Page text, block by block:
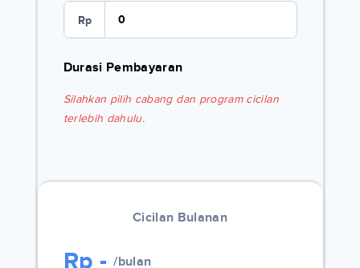
Rp
Durasi Pembayaran
Silahkan pilih cabang dan program cicilan
terlebih dahulu.
Cicilan Bulanan
Rp - /bulan